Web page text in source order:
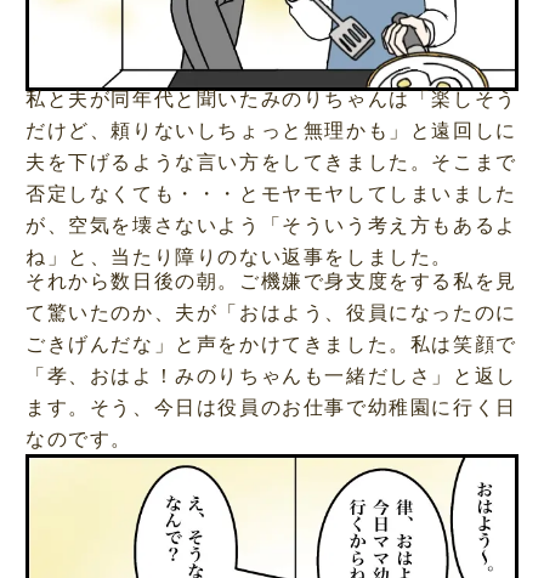
私と夫が同年代と聞いたみのりちゃんは「楽しそう
だけど、頼りないしちょっと無理かも」と遠回しに
夫を下げるような言い方をしてきました。そこまで
否定しなくても・・・とモヤモヤしてしまいました
が、空気を壊さないよう「そういう考え方もあるよ
ね」と、当たり障りのない返事をしました。
それから数日後の朝。ご機嫌で身支度をする私を見
て驚いたのか、夫が「おはよう、役員になったのに
ごきげんだな」と声をかけてきました。私は笑顔で
「孝、おはよ！みのりちゃんも一緒だしさ」と返し
ます。そう、今日は役員のお仕事で幼稚園に行く日
なのです。